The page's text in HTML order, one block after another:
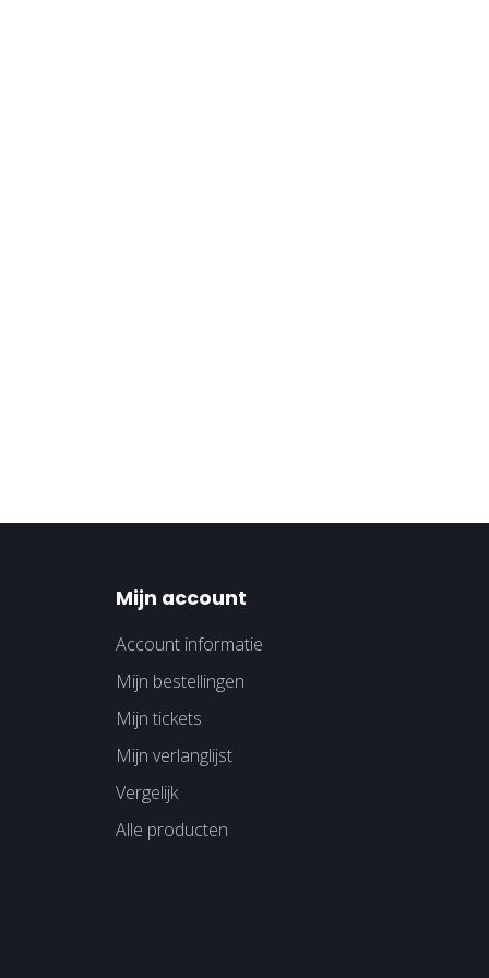
Mijn account
Account informatie
Mijn bestellingen
Mijn tickets
Mijn verlanglijst
Vergelijk
Alle producten